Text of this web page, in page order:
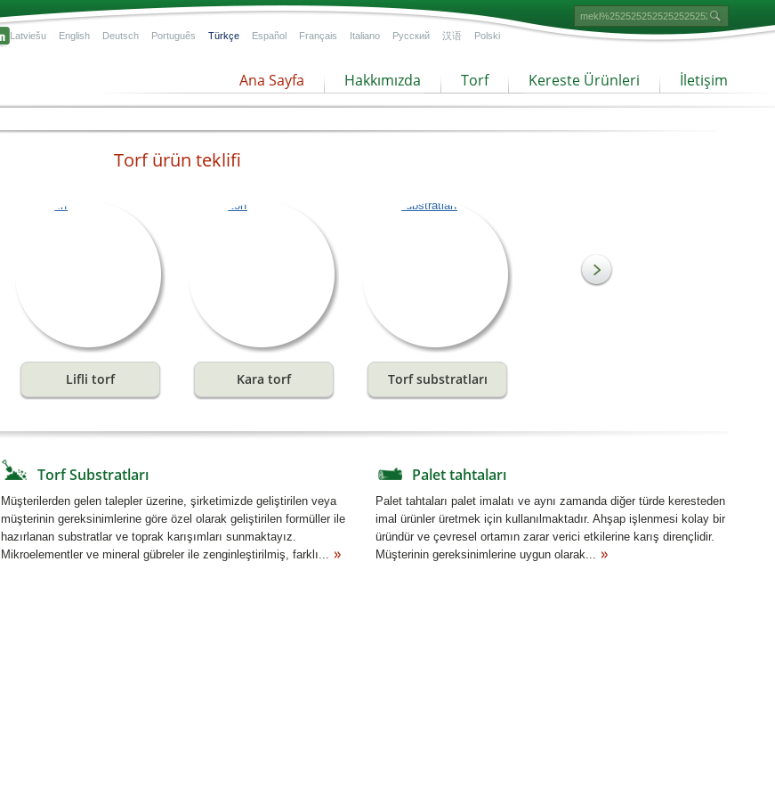
Latviešu English Deutsch Português Türkçe Español Français Italiano Русский 汉语 Polski
Ana Sayfa Hakkımızda Torf Kereste Ürünleri İletişim
Torf ürün teklifi
Lifli torf Kara torf Torf substratları
Torf Substratları
Müşterilerden gelen talepler üzerine, şirketimizde geliştirilen veya
müşterinin gereksinimlerine göre özel olarak geliştirilen formüller ile
hazırlanan substratlar ve toprak karışımları sunmaktayız.
Mikroelementler ve mineral gübreler ile zenginleştirilmiş, farklı...
Palet tahtaları
Palet tahtaları palet imalatı ve aynı zamanda diğer türde keresteden
imal ürünler üretmek için kullanılmaktadır. Ahşap işlenmesi kolay bir
üründür ve çevresel ortamın zarar verici etkilerine karış dirençlidir.
Müşterinin gereksinimlerine uygun olarak...